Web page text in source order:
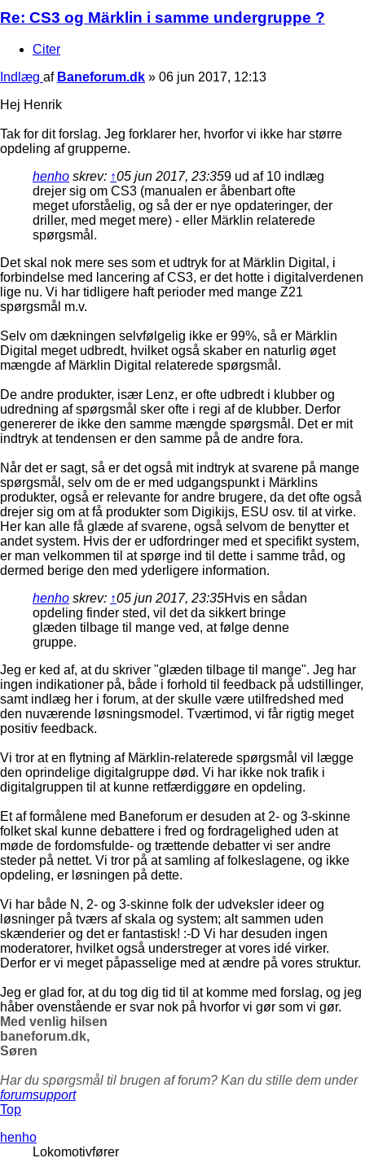
Re: CS3 og Märklin i samme undergruppe ?
Citer
Indlæg af Baneforum.dk » 06 jun 2017, 12:13
Hej Henrik
Tak for dit forslag. Jeg forklarer her, hvorfor vi ikke har større
opdeling af grupperne.
henho skrev: ↑05 jun 2017, 23:359 ud af 10 indlæg
drejer sig om CS3 (manualen er åbenbart ofte
meget uforståelig, og så der er nye opdateringer, der
driller, med meget mere) - eller Märklin relaterede
spørgsmål.
Det skal nok mere ses som et udtryk for at Märklin Digital, i
forbindelse med lancering af CS3, er det hotte i digitalverdenen
lige nu. Vi har tidligere haft perioder med mange Z21
spørgsmål m.v.
Selv om dækningen selvfølgelig ikke er 99%, så er Märklin
Digital meget udbredt, hvilket også skaber en naturlig øget
mængde af Märklin Digital relaterede spørgsmål.
De andre produkter, især Lenz, er ofte udbredt i klubber og
udredning af spørgsmål sker ofte i regi af de klubber. Derfor
genererer de ikke den samme mængde spørgsmål. Det er mit
indtryk at tendensen er den samme på de andre fora.
Når det er sagt, så er det også mit indtryk at svarene på mange
spørgsmål, selv om de er med udgangspunkt i Märklins
produkter, også er relevante for andre brugere, da det ofte også
drejer sig om at få produkter som Digikijs, ESU osv. til at virke.
Her kan alle få glæde af svarene, også selvom de benytter et
andet system. Hvis der er udfordringer med et specifikt system,
er man velkommen til at spørge ind til dette i samme tråd, og
dermed berige den med yderligere information.
henho skrev: ↑05 jun 2017, 23:35Hvis en sådan
opdeling finder sted, vil det da sikkert bringe
glæden tilbage til mange ved, at følge denne
gruppe.
Jeg er ked af, at du skriver "glæden tilbage til mange". Jeg har
ingen indikationer på, både i forhold til feedback på udstillinger,
samt indlæg her i forum, at der skulle være utilfredshed med
den nuværende løsningsmodel. Tværtimod, vi får rigtig meget
positiv feedback.
Vi tror at en flytning af Märklin-relaterede spørgsmål vil lægge
den oprindelige digitalgruppe død. Vi har ikke nok trafik i
digitalgruppen til at kunne retfærdiggøre en opdeling.
Et af formålene med Baneforum er desuden at 2- og 3-skinne
folket skal kunne debattere i fred og fordragelighed uden at
møde de fordomsfulde- og trættende debatter vi ser andre
steder på nettet. Vi tror på at samling af folkeslagene, og ikke
opdeling, er løsningen på dette.
Vi har både N, 2- og 3-skinne folk der udveksler ideer og
løsninger på tværs af skala og system; alt sammen uden
skænderier og det er fantastisk! :-D Vi har desuden ingen
moderatorer, hvilket også understreger at vores idé virker.
Derfor er vi meget påpasselige med at ændre på vores struktur.
Jeg er glad for, at du tog dig tid til at komme med forslag, og jeg
håber ovenstående er svar nok på hvorfor vi gør som vi gør.
Med venlig hilsen
baneforum.dk,
Søren
Har du spørgsmål til brugen af forum? Kan du stille dem under
forumsupport
Top
henho
Lokomotivfører